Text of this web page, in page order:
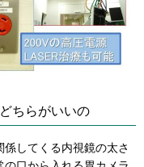
ちらがいいの
してくる内視鏡の太さ